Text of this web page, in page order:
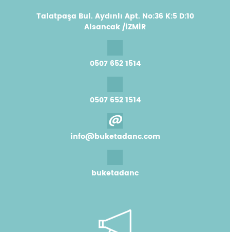
Talatpaşa Bul. Aydınlı Apt. No:36 K:5 D:10
Alsancak /iZMİR
0507 652 1514
0507 652 1514
@
info@buketadanc.com
buketadanc